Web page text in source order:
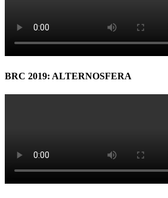
BRC 2019: ALTERNOSFERA